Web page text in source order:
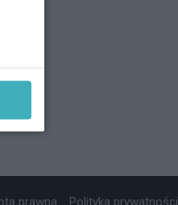
prawna Polityka prywatności